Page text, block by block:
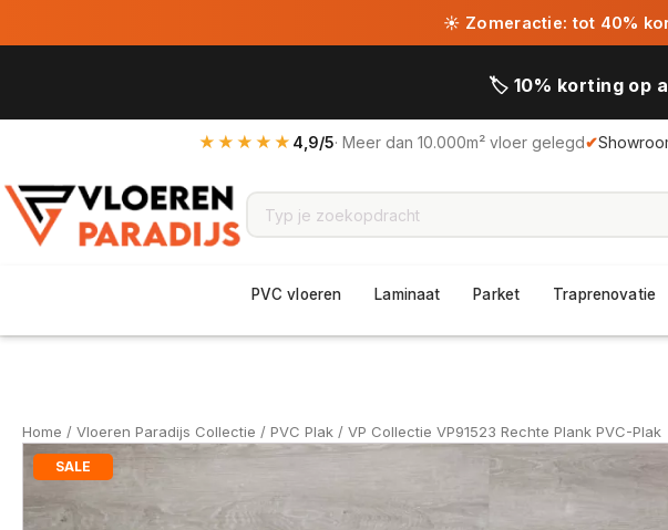
☀ Zomeractie: tot 40%
🏷️ 10% korting op
★★★★★ 4,9/5· Meer dan 10.000m² vloer gelegd✔
PVC vloeren Laminaat Parket Traprenovatie
Home / Vloeren Paradijs Collectie / PVC Plak / VP Collectie VP91523 Rechte Plank PVC-Plak
SALE